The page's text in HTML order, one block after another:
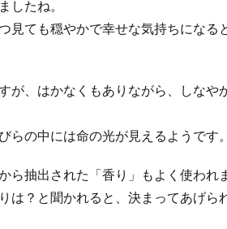
したね。
見ても穏やかで幸せな気持ちになる
が、はかなくもありながら、しなや
らの中には命の光が見えるようです。
ら抽出された「香り」もよく使われ
は？と聞かれると、決まってあげら